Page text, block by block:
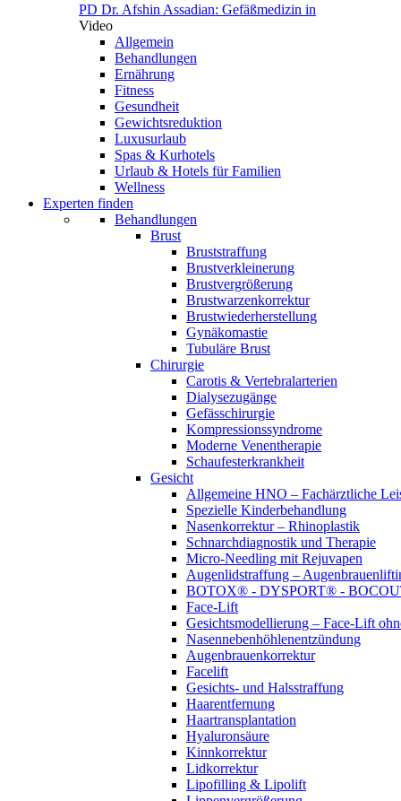
PD Dr. Afshin Assadian: Gefäßmedizin in
Video
Allgemein
Behandlungen
Ernährung
Fitness
Gesundheit
Gewichtsreduktion
Luxusurlaub
Spas & Kurhotels
Urlaub & Hotels für Familien
Wellness
Experten finden
Behandlungen
Brust
Bruststraffung
Brustverkleinerung
Brustvergrößerung
Brustwarzenkorrektur
Brustwiederherstellung
Gynäkomastie
Tubuläre Brust
Chirurgie
Carotis & Vertebralarterien
Dialysezugänge
Gefässchirurgie
Kompressionssyndrome
Moderne Venentherapie
Schaufesterkrankheit
Gesicht
Allgemeine HNO – Fachärztliche
Spezielle Kinderbehandlung
Nasenkorrektur – Rhinoplastik
Schnarchdiagnostik und Therapie
Micro-Needling mit Rejuvapen
Augenlidstraffung –
BOTOX® - DYSPORT® -
Face-Lift
Gesichtsmodellierung – Face-Lift
Nasennebenhöhlenentzündung
Augenbrauenkorrektur
Facelift
Gesichts- und Halsstraffung
Haarentfernung
Haartransplantation
Hyaluronsäure
Kinnkorrektur
Lidkorrektur
Lipofilling & Lipolift